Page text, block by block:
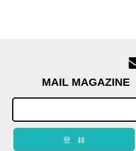
MAIL MAGAZINE